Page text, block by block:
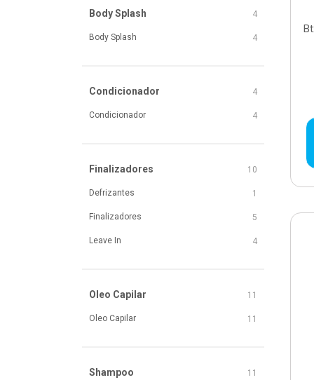
Body Splash 4
Body Splash 4
Condicionador 4
Condicionador 4
Finalizadores 10
Defrizantes 1
Finalizadores 5
Leave In 4
Oleo Capilar 11
Oleo Capilar 11
Shampoo 11